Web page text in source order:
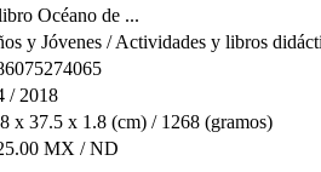
Océano de ...
y Jóvenes / Actividades y libros
/ 2018
x 37.5 x 1.8 (cm) / 1268 (gramos)
MX / ND